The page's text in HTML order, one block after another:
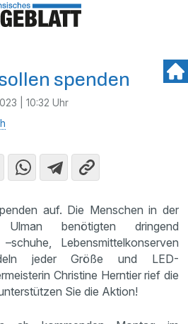
spenden
| 10:32 Uhr
auf. Die Menschen in der
benötigten dringend
Lebensmittelkonserven
jeder Größe und LED-
Christine Herntier rief die
Sie die Aktion!